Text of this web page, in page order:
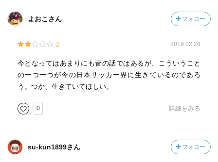
よおこさん フォロー
2 2019.02.24
今となってはあまりにも昔の話ではあるが、こういうこと
の一つ一つが今の日本サッカー界に生きているのであろ
う。つか、生きていてほしい。
0 詳細をみる
su-kun1899さん フォロー